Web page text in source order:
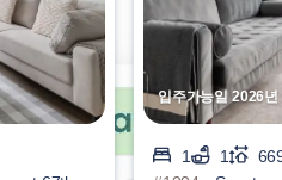
입주가능일 2026
1 1